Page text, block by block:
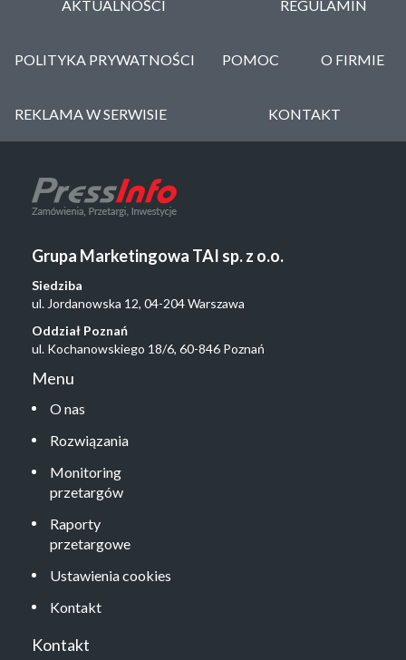
AKTUALNOŚCI REGULAMIN
POLITYKA PRYWATNOŚCI POMOC O FIRMIE
REKLAMA W SERWISIE KONTAKT
Grupa Marketingowa TAI sp. z o.o.
Siedziba
ul. Jordanowska 12, 04-204 Warszawa
Oddział Poznań
ul. Kochanowskiego 18/6, 60-846 Poznań
Menu
O nas
Rozwiązania
Monitoring
przetargów
Raporty
przetargowe
Ustawienia cookies
Kontakt
Kontakt